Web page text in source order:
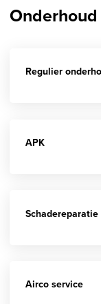
Regulier
APK
Schadereparatie
Airco service